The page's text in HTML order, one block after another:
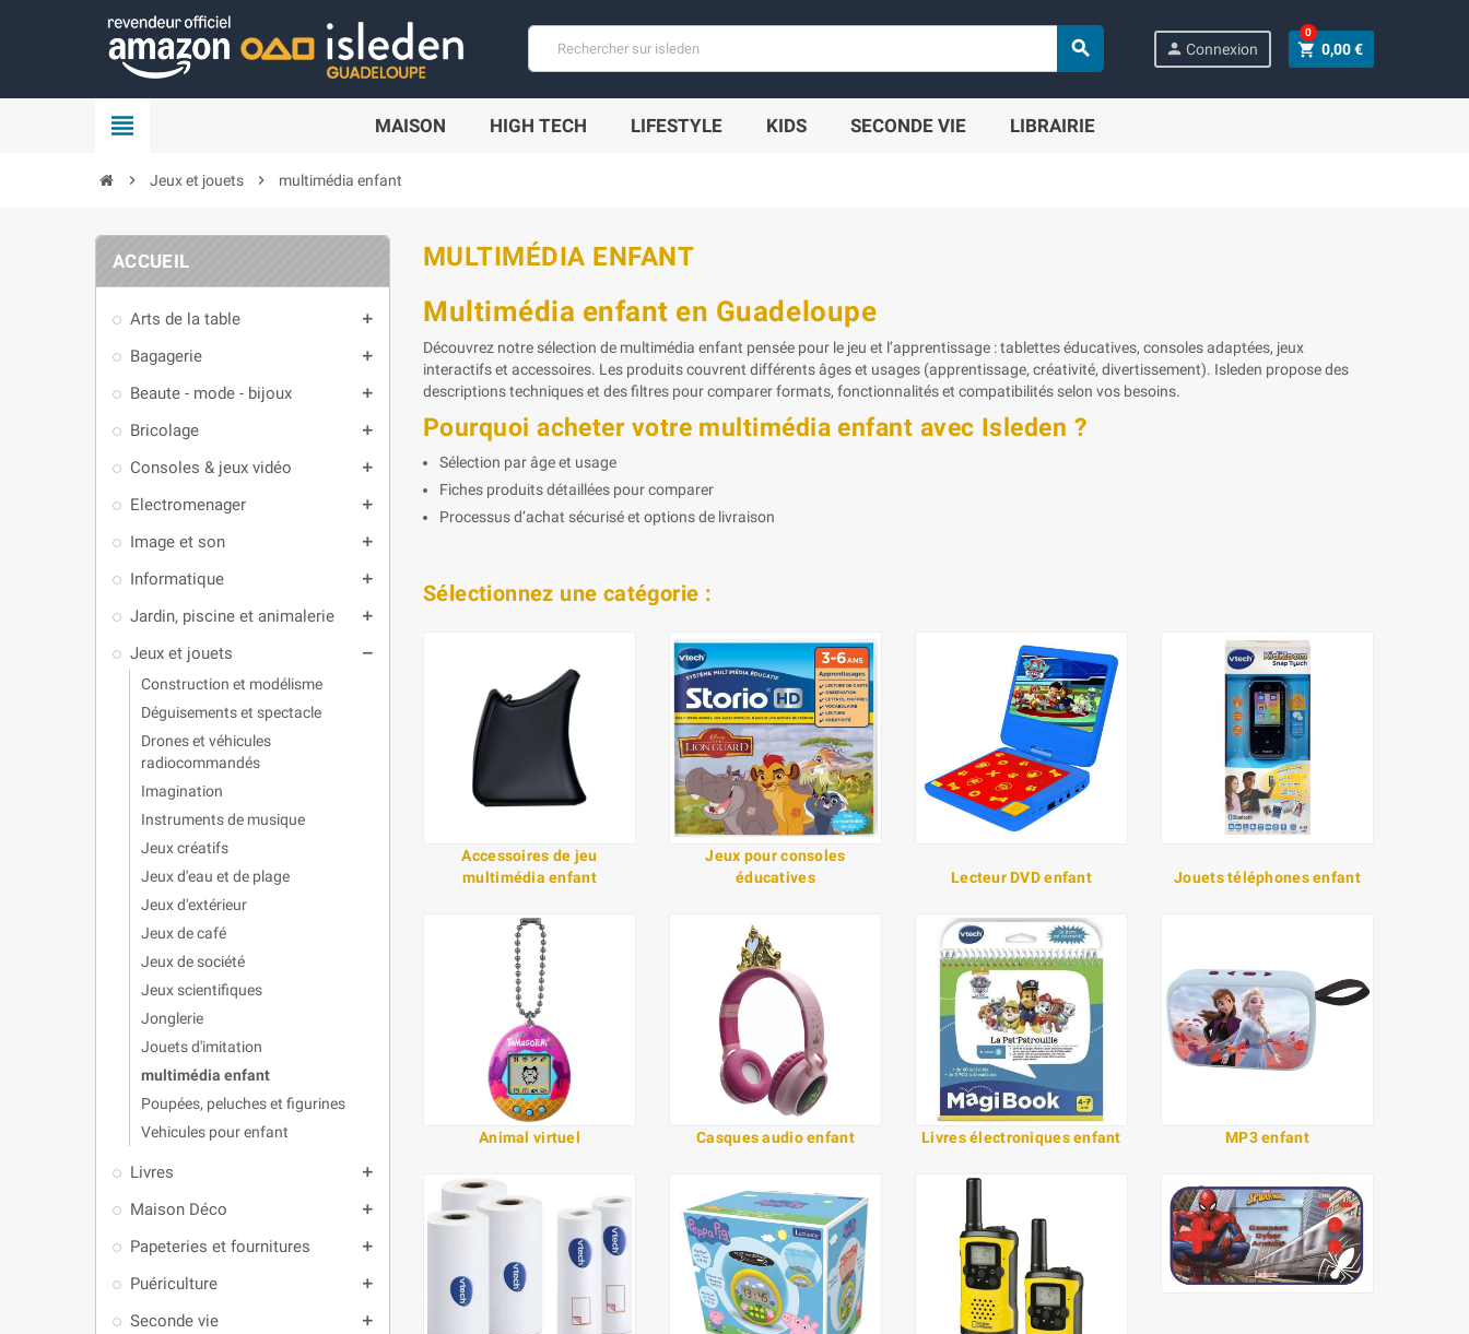
 person Connexion shopping_cart 0,00 €
0
view_headline MAISON HIGH TECH LIFESTYLE KIDS SECONDE VIE LIBRAIRIE
chevron_right Jeux et jouets chevron_right multimédia enfant
ACCUEIL
Arts de la table add
Bagagerie add
Beaute - mode - bijoux add
Bricolage add
Consoles & jeux vidéo add
Electromenager add
Image et son add
Informatique add
Jardin, piscine et animalerie add
Jeux et jouets remove
Construction et modélisme
Déguisements et spectacle
Drones et véhicules
radiocommandés
Imagination
Instruments de musique
Jeux créatifs
Jeux d'eau et de plage
Jeux d'extérieur
Jeux de café
Jeux de société
Jeux scientifiques
Jonglerie
Jouets d'imitation
multimédia enfant
Poupées, peluches et figurines
Vehicules pour enfant
Livres add
Maison Déco add
Papeteries et fournitures add
Puériculture add
Seconde vie add
MULTIMÉDIA ENFANT
Multimédia enfant en Guadeloupe
Découvrez notre sélection de multimédia enfant pensée pour le jeu et l’apprentissage : tablettes éducatives, consoles adaptées, jeux
interactifs et accessoires. Les produits couvrent différents âges et usages (apprentissage, créativité, divertissement). Isleden propose des
descriptions techniques et des filtres pour comparer formats, fonctionnalités et compatibilités selon vos besoins.
Pourquoi acheter votre multimédia enfant avec Isleden ?
Sélection par âge et usage
Fiches produits détaillées pour comparer
Processus d’achat sécurisé et options de livraison
Sélectionnez une catégorie :
Accessoires de jeu
multimédia enfant
Jeux pour consoles
éducatives
Lecteur DVD enfant Jouets téléphones enfant
Animal virtuel Casques audio enfant Livres électroniques enfant MP3 enfant